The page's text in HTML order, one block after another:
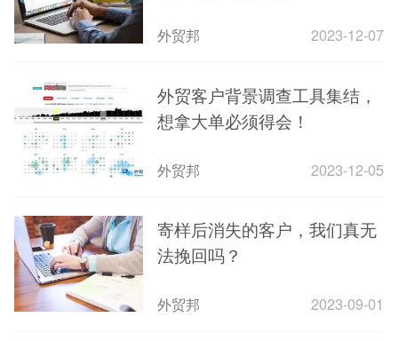
外贸邦 2023-12-07
外贸客户背景调查工具集结，
想拿大单必须得会！
外贸邦 2023-12-05
寄样后消失的客户，我们真无
法挽回吗？
外贸邦 2023-09-01